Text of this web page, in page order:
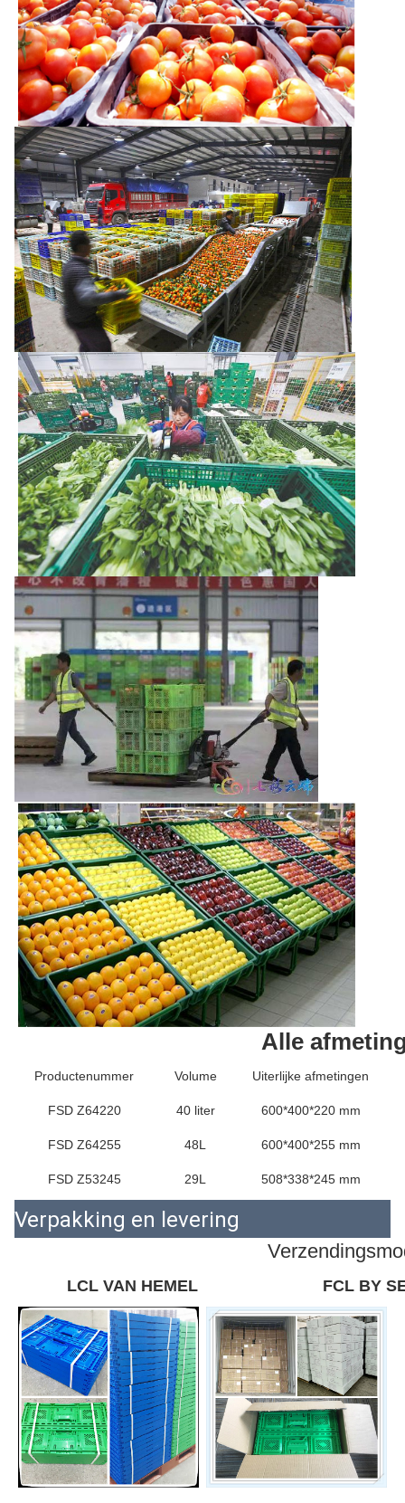
Alle
Productenummer Volume Uiterlijke afmetingen
FSD Z64220 40 liter 600*400*220 mm
FSD Z64255 48L 600*400*255 mm
FSD Z53245 29L 508*338*245 mm
Verpakking en levering
LCL VAN HEMEL FCL BY